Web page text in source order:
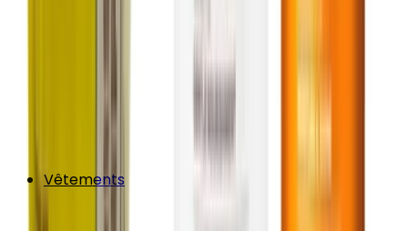
Vêtements